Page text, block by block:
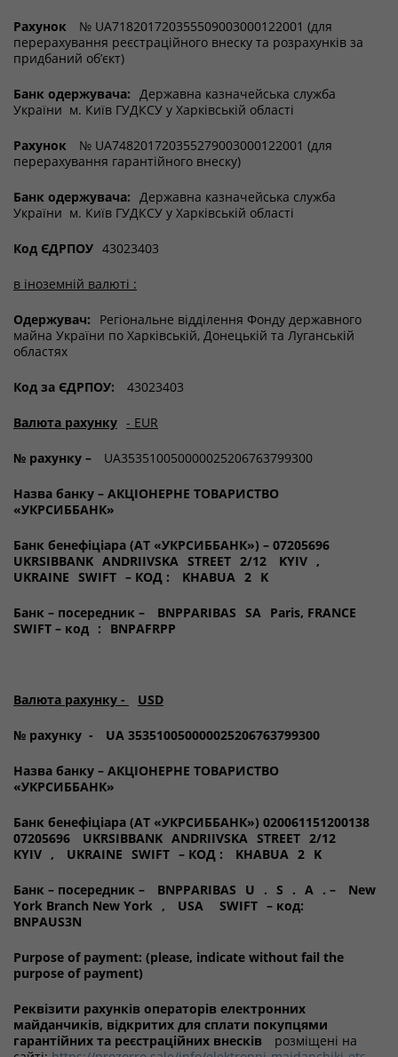
Рахунок
№ UA718201720355509003000122001 (для
перерахування реєстраційного внеску та розрахунків за
придбаний об’єкт)
Банк одержувача: Державна казначейська служба
України м. Київ ГУДКСУ у Харківській області
Рахунок
№ UA748201720355279003000122001 (для
перерахування гарантійного внеску)
Банк одержувача: Державна казначейська служба
України м. Київ ГУДКСУ у Харківській області
Код ЄДРПОУ 43023403
в іноземній валюті :
Одержувач:
Регіональне відділення Фонду державного
майна України по Харківській, Донецькій та Луганській
областях
Код за ЄДРПОУ: 43023403
Валюта рахунку - EUR
№ рахунку – UA353510050000025206763799300
Назва банку – АКЦІОНЕРНЕ ТОВАРИСТВО
«УКРСИББАНК»
Банк бенефіціара (АТ «УКРСИББАНК») – 07205696
UKRSIBBANK ANDRIIVSKA STREET 2/12 KYIV ,
UKRAINE SWIFT – КОД : KHABUA 2 K
Банк – посередник – BNPPARIBAS SA Paris, FRANCE
SWIFT – код : BNPAFRPP
Валюта рахунку - USD
№ рахунку - UA 353510050000025206763799300
Назва банку – АКЦІОНЕРНЕ ТОВАРИСТВО
«УКРСИББАНК»
Банк бенефіціара (АТ «УКРСИББАНК») 020061151200138
07205696
UKRSIBBANK ANDRIIVSKA STREET 2/12
KYIV , UKRAINE SWIFT – КОД : KHABUA 2 K
Банк – посередник – BNPPARIBAS U . S . A . –
New
York Branch New York , USA SWIFT – код:
BNPAUS3N
Purpose of payment: (please, indicate without fail the
purpose of payment)
Реквізити рахунків операторів електронних
майданчиків, відкритих для сплати покупцями
гарантійних та реєстраційних внесків
розміщені на